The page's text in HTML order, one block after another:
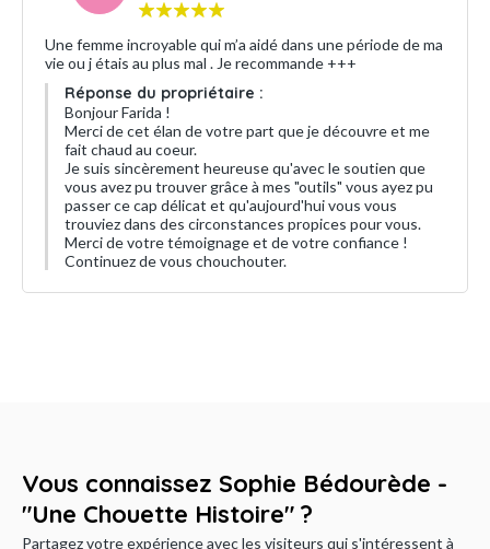
Une femme incroyable qui m’a aidé dans une période de ma
vie ou j étais au plus mal . Je recommande +++
Réponse du propriétaire :
Bonjour Farida !
Merci de cet élan de votre part que je découvre et me
fait chaud au coeur.
Je suis sincèrement heureuse qu'avec le soutien que
vous avez pu trouver grâce à mes "outils" vous ayez pu
passer ce cap délicat et qu'aujourd'hui vous vous
trouviez dans des circonstances propices pour vous.
Merci de votre témoignage et de votre confiance !
Continuez de vous chouchouter.
Vous connaissez Sophie Bédourède -
"Une Chouette Histoire" ?
Partagez votre expérience avec les visiteurs qui s'intéressent à